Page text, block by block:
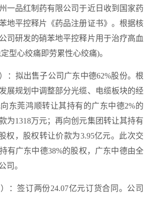
一品红制药有限公司于近日收到国家药
地平控释片《药品注册证书》。根据核
司研发的硝苯地平控释片用于治疗高血
型心绞痛即劳累性心绞痛)。
：拟出售子公司广东中德62%股份。根
展规划中调整部分光缆、电缆板块的经
东莞鸿顺转让其持有的广东中德2%的
为1318万元；再向创元集团转让其持有
权，股权转让价款为3.95亿元。此次交
有广东中德38%的股权，广东中德由全
司。
：签订两份24.07亿元订货合同。公司